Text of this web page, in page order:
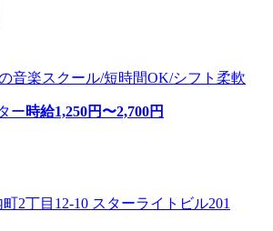
音楽スクール/短時間OK/シフト柔軟
ー時給1,250円〜2,700円
2丁目12-10 スターライトビル201